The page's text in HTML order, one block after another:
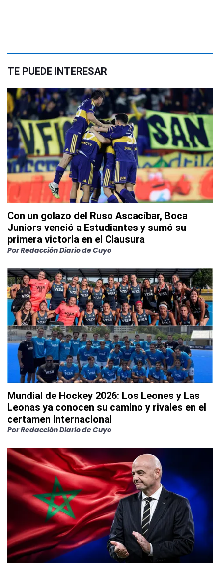
TE PUEDE INTERESAR
Con un golazo del Ruso Ascacíbar, Boca
Juniors venció a Estudiantes y sumó su
primera victoria en el Clausura
PorRedacción Diario de Cuyo
Mundial de Hockey 2026: Los Leones y Las
Leonas ya conocen su camino y rivales en el
certamen internacional
PorRedacción Diario de Cuyo